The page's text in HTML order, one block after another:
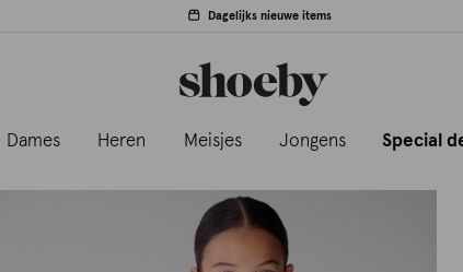
Dagelijks nieuwe items
Dames Heren Meisjes Jongens Special